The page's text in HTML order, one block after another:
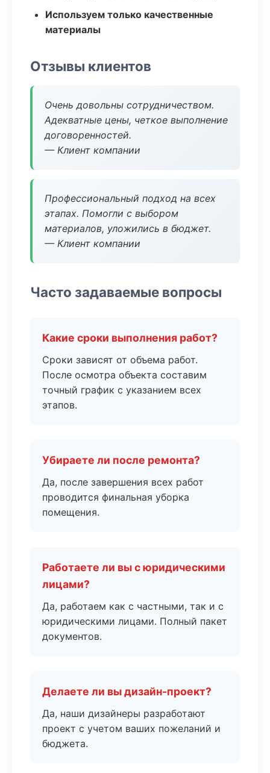
Используем только качественные
материалы
Отзывы клиентов
Очень довольны сотрудничеством.
Адекватные цены, четкое выполнение
договоренностей.
— Клиент компании
Профессиональный подход на всех
этапах. Помогли с выбором
материалов, уложились в бюджет.
— Клиент компании
Часто задаваемые вопросы
Какие сроки выполнения работ?
Сроки зависят от объема работ.
После осмотра объекта составим
точный график с указанием всех
этапов.
Убираете ли после ремонта?
Да, после завершения всех работ
проводится финальная уборка
помещения.
Работаете ли вы с юридическими
лицами?
Да, работаем как с частными, так и с
юридическими лицами. Полный пакет
документов.
Делаете ли вы дизайн-проект?
Да, наши дизайнеры разработают
проект с учетом ваших пожеланий и
бюджета.